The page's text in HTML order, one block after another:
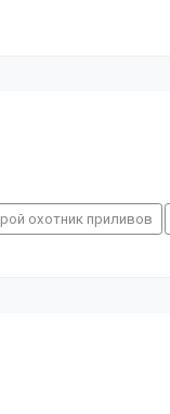
охотник приливов